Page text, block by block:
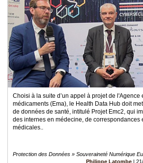
Choisi à la suite d’un appel à projet de l'Agence
médicaments (Ema), le Health Data Hub doit
de données de santé, intitulé Projet Emc2, qui
des internes en médecine, de correspondances
médicales..
Protection des Données » Souveraineté Numérique
Philippe Latombe |